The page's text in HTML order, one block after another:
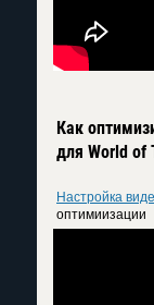
Как
для World of
Настройка
оптимиизации